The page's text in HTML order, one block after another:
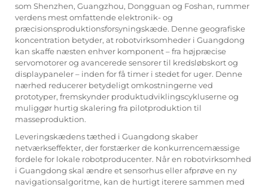
som Shenzhen, Guangzhou, Dongguan og Foshan, rummer
verdens mest omfattende elektronik- og
præcisionsproduktionsforsyningskæde. Denne geografiske
koncentration betyder, at robotvirksomheder i Guangdong
kan skaffe næsten enhver komponent – fra højpræcise
servomotorer og avancerede sensorer til kredsløbskort og
displaypaneler – inden for få timer i stedet for uger. Denne
nærhed reducerer betydeligt omkostningerne ved
prototyper, fremskynder produktudviklingscykluserne og
muliggør hurtig skalering fra pilotproduktion til
masseproduktion.
Leveringskædens tæthed i Guangdong skaber
netværkseffekter, der forstærker de konkurrencemæssige
fordele for lokale robotproducenter. Når en robotvirksomhed
i Guangdong skal ændre et sensorhus eller afprøve en ny
navigationsalgoritme, kan de hurtigt iterere sammen med